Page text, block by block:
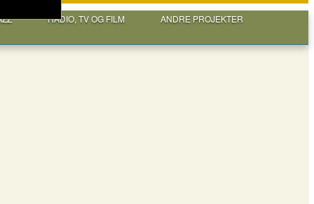
RADIO, TV OG FILM
ANDRE PROJEKTER